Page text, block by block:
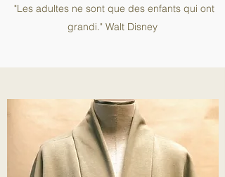
"Les adultes ne sont que des enfants qui ont
grandi." Walt Disney